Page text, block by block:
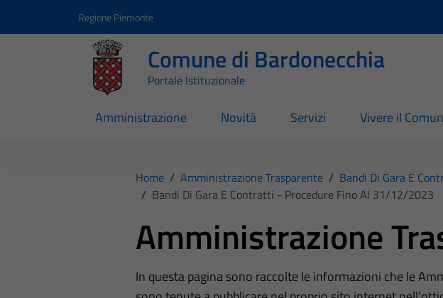
Regione Piemonte
Comune di Bardonecchia
Portale Istituzionale
Amministrazione Novità Servizi Vivere il
Home / Amministrazione Trasparente / Bandi Di Gara E
/ Bandi Di Gara E Contratti - Procedure Fino Al 31/12/2023
Amministrazione
In questa pagina sono raccolte le informazioni che le